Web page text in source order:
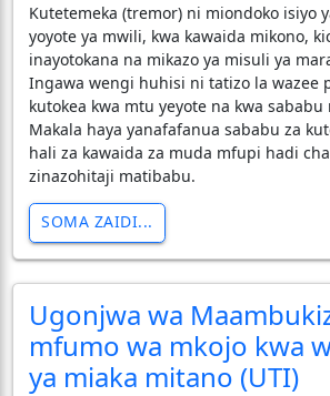
Kutetemeka (tremor) ni miondoko isiyo
yoyote ya mwili, kwa kawaida mikono,
inayotokana na mikazo ya misuli ya
Ingawa wengi huhisi ni tatizo la wazee
kutokea kwa mtu yeyote na kwa
Makala haya yanafafanua sababu za
hali za kawaida za muda mfupi hadi
zinazohitaji matibabu.
SOMA ZAIDI...
Ugonjwa wa
mfumo wa mkojo kwa
ya miaka mitano (UTI)